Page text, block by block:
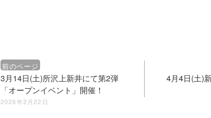
前のページ
3月14日(土)所沢上新井にて第2弾
「オープンイベント」開催！
2026年2月22日
4月4日(土)